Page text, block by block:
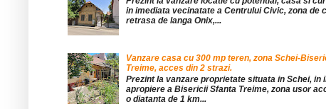
in imediata vecinatate a Centrului Civic, zona de
retrasa de langa Onix,...
Vanzare casa cu 300 mp teren, zona Schei-
Treime, acces din 2 strazi.
Prezint la vanzare proprietate situata in Schei, in
apropiere a Bisericii Sfanta Treime, zona usor
o diatanta de 1 km...